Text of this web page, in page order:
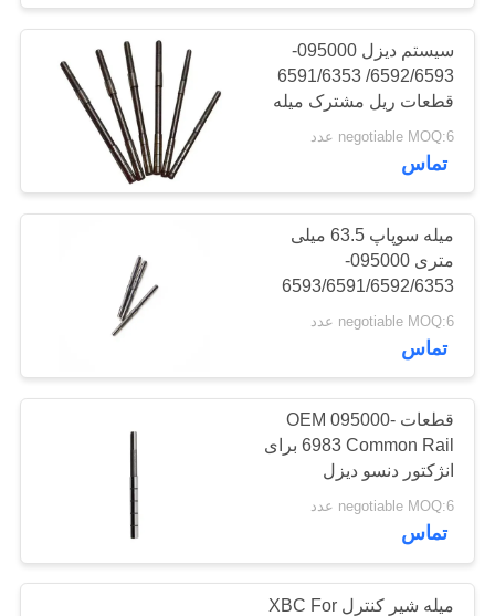
کیت تعمیر پمپ تزریق
سوخت
85
پمپ تزریق Assy
16
تست ریل مشترک
10
سیستم دیزل 095000-
6592/6593/ 6591/6353
قطعات ریل مشترک میله
شیر کنترل
negotiable MOQ:6 عدد
تماس
میله سوپاپ 63.5 میلی
متری 095000-
6593/6591/6592/6353
قطعات انژکتور مشترک
ریلی
negotiable MOQ:6 عدد
تماس
قطعات OEM 095000-
6983 Common Rail برای
انژکتور دنسو دیزل
negotiable MOQ:6 عدد
تماس
میله شیر کنترل XBC For